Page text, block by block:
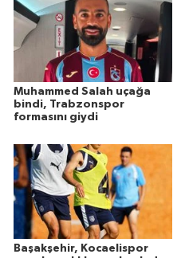
Muhammed Salah uçağa
bindi, Trabzonspor
formasını giydi
Başakşehir, Kocaelispor